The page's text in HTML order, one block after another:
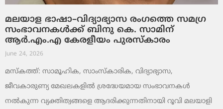
മലയാള ഭാഷാ–വിദ്യാഭ്യാസ രംഗത്തെ സമഗ്ര
സംഭാവനകൾക്ക് ബിനു കെ. സാമിന്
ആർ.എം.എ കേരളീയം പുരസ്‌കാരം
June 24, 2026
മസ്കത്ത്: സാമൂഹിക, സാംസ്‌കാരിക, വിദ്യാഭ്യാസ,
ജീവകാരുണ്യ മേഖലകളിൽ ശ്രദ്ധേയമായ സംഭാവനകൾ
നൽകുന്ന വ്യക്തിത്വങ്ങളെ ആദരിക്കുന്നതിനായി റൂവി മലയാളി